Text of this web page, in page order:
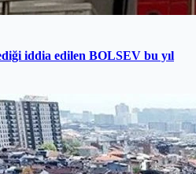
iddia edilen BOLSEV bu yıl